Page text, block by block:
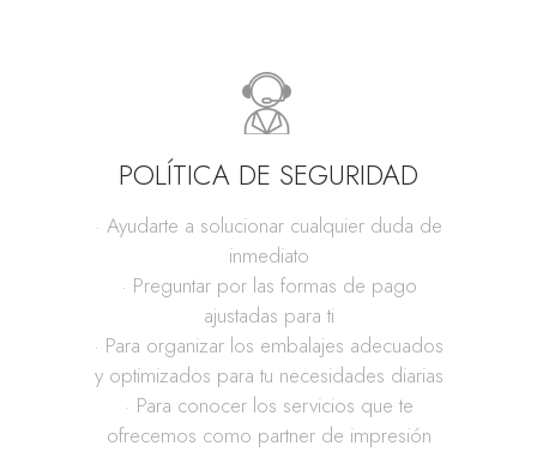
POLÍTICA DE SEGURIDAD
· Ayudarte a solucionar cualquier duda de
inmediato
· Preguntar por las formas de pago
ajustadas para ti
· Para organizar los embalajes adecuados
y optimizados para tu necesidades diarias
· Para conocer los servicios que te
ofrecemos como partner de impresión